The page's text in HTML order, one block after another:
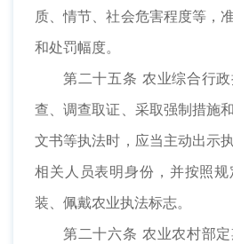
质、情节、社会危害程度等，
和处罚幅度。
第二十五条 农业综合行
查、调查取证、采取强制措施
文书等执法时，应当主动出示
相关人员表明身份，并按照
装、佩戴农业执法标志。
第二十六条 农业农村部